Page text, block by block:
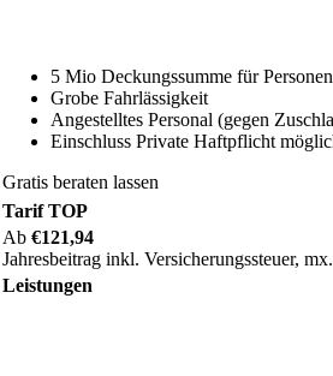
5 Mio Deckungssumme für
Grobe Fahrlässigkeit
Angestelltes Personal (gegen
Einschluss Private Haftpflicht
Gratis beraten lassen
Tarif TOP
Ab€121,94
Jahresbeitrag inkl. Versicherungssteuer,
Leistungen